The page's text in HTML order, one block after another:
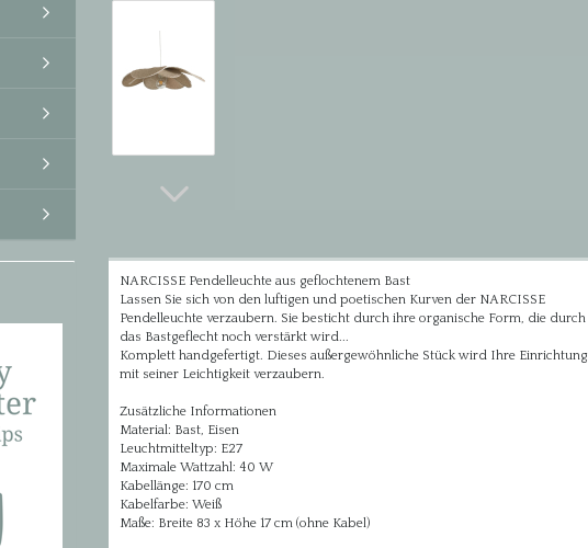
NARCISSE Pendelleuchte aus geflochtenem Bast
Lassen Sie sich von den luftigen und poetischen Kurven der NARCISSE
Pendelleuchte verzaubern. Sie besticht durch ihre organische Form, die durch
das Bastgeflecht noch verstärkt wird...
Komplett handgefertigt. Dieses außergewöhnliche Stück wird Ihre Einrichtung
mit seiner Leichtigkeit verzaubern.
Zusätzliche Informationen
Material: Bast, Eisen
Leuchtmitteltyp: E27
Maximale Wattzahl: 40 W
Kabellänge: 170 cm
Kabelfarbe: Weiß
Maße: Breite 83 x Höhe 17 cm (ohne Kabel)